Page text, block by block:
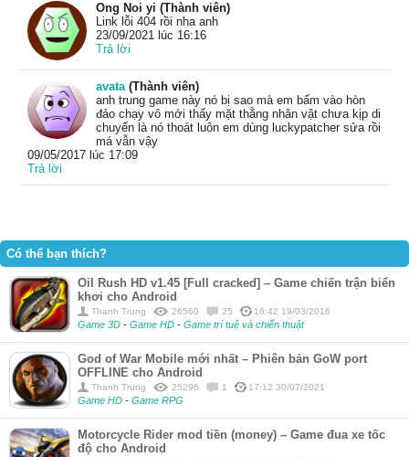
Ong Noi yi (Thành viên)
Link lỗi 404 rồi nha anh
23/09/2021 lúc 16:16
Trả lời
avata(Thành viên)
anh trung game này nó bị sao mà em bấm vào hòn
đảo chạy vô mới thấy mặt thằng nhân vật chưa kịp di
chuyển là nó thoát luôn em dùng luckypatcher sửa rồi
má vẫn vậy
09/05/2017 lúc 17:09
Trả lời
Có thể bạn thích?
Oil Rush HD v1.45 [Full cracked] – Game chiến trận biển
khơi cho Android
Thanh Trung 26560 25 16:42 19/03/2016
Game 3D - Game HD - Game trí tuệ và chiến thuật
God of War Mobile mới nhất – Phiên bản GoW port
OFFLINE cho Android
Thanh Trung 25296 1 17:12 30/07/2021
Game HD - Game RPG
Motorcycle Rider mod tiền (money) – Game đua xe tốc
độ cho Android